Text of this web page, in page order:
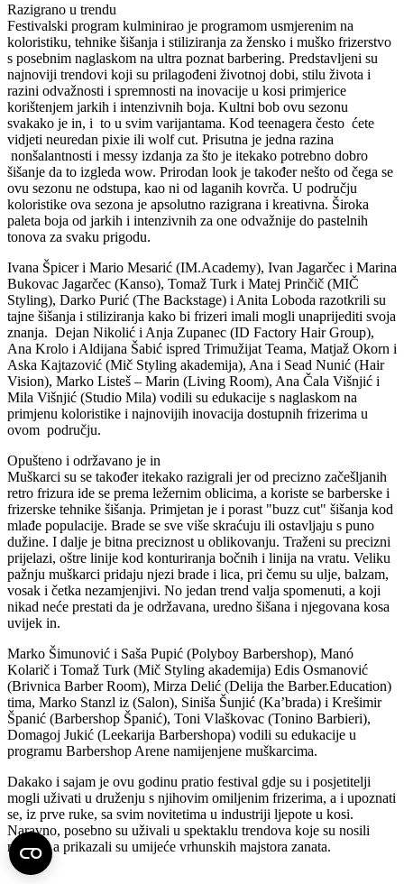
Razigrano u trendu
Festivalski program kulminirao je programom usmjerenim na
koloristiku, tehnike šišanja i stiliziranja za žensko i muško frizerstvo
s posebnim naglaskom na ultra poznat barbering. Predstavljeni su
najnoviji trendovi koji su prilagođeni životnoj dobi, stilu života i
razini odvažnosti i spremnosti na inovacije u kosi primjerice
korištenjem jarkih i intenzivnih boja. Kultni bob ovu sezonu
svakako je in, i to u svim varijantama. Kod teenagera često ćete
vidjeti neuredan pixie ili wolf cut. Prisutna je jedna razina
nonšalantnosti i messy izdanja za što je itekako potrebno dobro
šišanje da to izgleda wow. Prirodan look je također nešto od čega se
ovu sezonu ne odstupa, kao ni od laganih kovrča. U području
koloristike ova sezona je apsolutno razigrana i kreativna. Široka
paleta boja od jarkih i intenzivnih za one odvažnije do pastelnih
tonova za svaku prigodu.
Ivana Špicer i Mario Mesarić (IM.Academy), Ivan Jagarčec i Marina
Bukovac Jagarčec (Kanso), Tomaž Turk i Matej Prinčič (MIČ
Styling), Darko Purić (The Backstage) i Anita Loboda razotkrili su
tajne šišanja i stiliziranja kako bi frizeri imali mogli unaprijediti svoja
znanja. Dejan Nikolić i Anja Zupanec (ID Factory Hair Group),
Ana Krolo i Aldijana Šabić ispred Trimužijat Teama, Matjaž Okorn i
Aska Kajtazović (Mič Styling akademija), Ana i Sead Nunić (Hair
Vision), Marko Listeš – Marin (Living Room), Ana Čala Višnjić i
Mila Višnjić (Studio Mila) vodili su edukacije s naglaskom na
primjenu koloristike i najnovijih inovacija dostupnih frizerima u
ovom području.
Opušteno i održavano je in
Muškarci su se također itekako razigrali jer od precizno začešljanih
retro frizura ide se prema ležernim oblicima, a koriste se barberske i
frizerske tehnike šišanja. Primjetan je i porast "buzz cut" šišanja kod
mlađe populacije. Brade se sve više skraćuju ili ostavljaju s puno
dužine. I dalje je bitna preciznost u oblikovanju. Traženi su precizni
prijelazi, oštre linije kod konturiranja bočnih i linija na vratu. Veliku
pažnju muškarci pridaju njezi brade i lica, pri čemu su ulje, balzam,
vosak i četka nezamjenjivi. No jedan trend valja spomenuti, a koji
nikad neće prestati da je održavana, uredno šišana i njegovana kosa
uvijek in.
Marko Šimunović i Saša Pupić (Polyboy Barbershop), Manó
Kolarič i Tomaž Turk (Mič Styling akademija) Edis Osmanović
(Brivnica Barber Room), Mirza Delić (Delija the Barber.Education)
tima, Marko Stanzl iz (Salon), Siniša Šunjić (Ka’brada) i Krešimir
Španić (Barbershop Španić), Toni Vlaškovac (Tonino Barbieri),
Domagoj Jukić (Leekarija Barbershopa) vodili su edukacije u
programu Barbershop Arene namijenjene muškarcima.
Dakako i sajam je ovu godinu pratio festival gdje su i posjetitelji
mogli uživati u druženju s njihovim omiljenim frizerima, a i upoznati
se, iz prve ruke, sa svim novitetima u industriji ljepote u kosi.
Naravno, posebno su uživali u spektaklu trendova koje su nosili
modeli, a prikazali su umijeće vrhunskih majstora zanata.